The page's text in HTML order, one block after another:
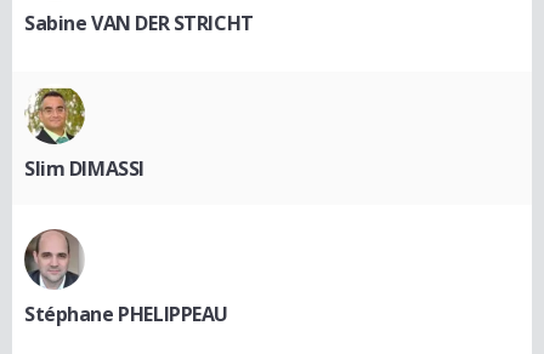
Sabine VAN DER STRICHT
Slim DIMASSI
Stéphane PHELIPPEAU